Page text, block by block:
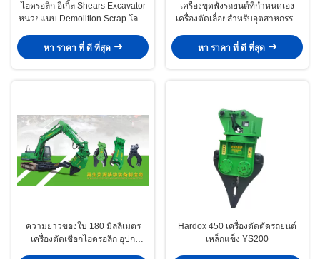
ไฮดรอลิก อีเกิ้ล Shears Excavator
หน่วยแนบ Demolition Scrap โลหะ
หา ราคา ที่ ดี ที่สุด
เครื่องขุดพังรถยนต์ที่กําหนดเอง
เครื่องตัดเลื่อยสําหรับอุตสาหกรรม
หา ราคา ที่ ดี ที่สุด
ความยาวของใบ 180 มิลลิเมตร
เครื่องตัดเชือกไฮดรอลิก อุปก
Hardox 450 เครื่องตัดตัดรถยนต์
เหล็กแข็ง YS200